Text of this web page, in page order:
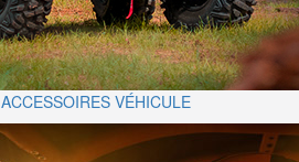
ACCESSOIRES VÉHICULE